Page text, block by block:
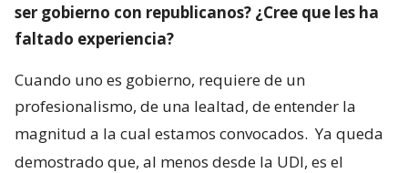
ser gobierno con republicanos? ¿Cree que les ha
faltado experiencia?
Cuando uno es gobierno, requiere de un
profesionalismo, de una lealtad, de entender la
magnitud a la cual estamos convocados. Ya queda
demostrado que, al menos desde la UDI, es el